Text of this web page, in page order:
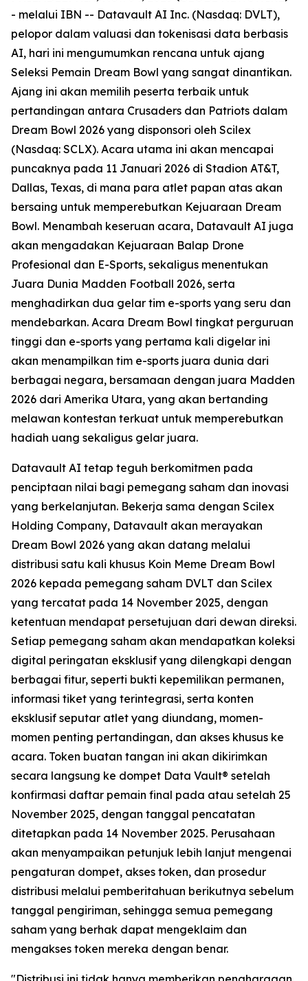
- melalui IBN -- Datavault AI Inc. (Nasdaq: DVLT),
pelopor dalam valuasi dan tokenisasi data berbasis
AI, hari ini mengumumkan rencana untuk ajang
Seleksi Pemain Dream Bowl yang sangat dinantikan.
Ajang ini akan memilih peserta terbaik untuk
pertandingan antara Crusaders dan Patriots dalam
Dream Bowl 2026 yang disponsori oleh Scilex
(Nasdaq: SCLX). Acara utama ini akan mencapai
puncaknya pada 11 Januari 2026 di Stadion AT&T,
Dallas, Texas, di mana para atlet papan atas akan
bersaing untuk memperebutkan Kejuaraan Dream
Bowl. Menambah keseruan acara, Datavault AI juga
akan mengadakan Kejuaraan Balap Drone
Profesional dan E-Sports, sekaligus menentukan
Juara Dunia Madden Football 2026, serta
menghadirkan dua gelar tim e-sports yang seru dan
mendebarkan. Acara Dream Bowl tingkat perguruan
tinggi dan e-sports yang pertama kali digelar ini
akan menampilkan tim e-sports juara dunia dari
berbagai negara, bersamaan dengan juara Madden
2026 dari Amerika Utara, yang akan bertanding
melawan kontestan terkuat untuk memperebutkan
hadiah uang sekaligus gelar juara.
Datavault AI tetap teguh berkomitmen pada
penciptaan nilai bagi pemegang saham dan inovasi
yang berkelanjutan. Bekerja sama dengan Scilex
Holding Company, Datavault akan merayakan
Dream Bowl 2026 yang akan datang melalui
distribusi satu kali khusus Koin Meme Dream Bowl
2026 kepada pemegang saham DVLT dan Scilex
yang tercatat pada 14 November 2025, dengan
ketentuan mendapat persetujuan dari dewan direksi.
Setiap pemegang saham akan mendapatkan koleksi
digital peringatan eksklusif yang dilengkapi dengan
berbagai fitur, seperti bukti kepemilikan permanen,
informasi tiket yang terintegrasi, serta konten
eksklusif seputar atlet yang diundang, momen-
momen penting pertandingan, dan akses khusus ke
acara. Token buatan tangan ini akan dikirimkan
secara langsung ke dompet Data Vault® setelah
konfirmasi daftar pemain final pada atau setelah 25
November 2025, dengan tanggal pencatatan
ditetapkan pada 14 November 2025. Perusahaan
akan menyampaikan petunjuk lebih lanjut mengenai
pengaturan dompet, akses token, dan prosedur
distribusi melalui pemberitahuan berikutnya sebelum
tanggal pengiriman, sehingga semua pemegang
saham yang berhak dapat mengeklaim dan
mengakses token mereka dengan benar.